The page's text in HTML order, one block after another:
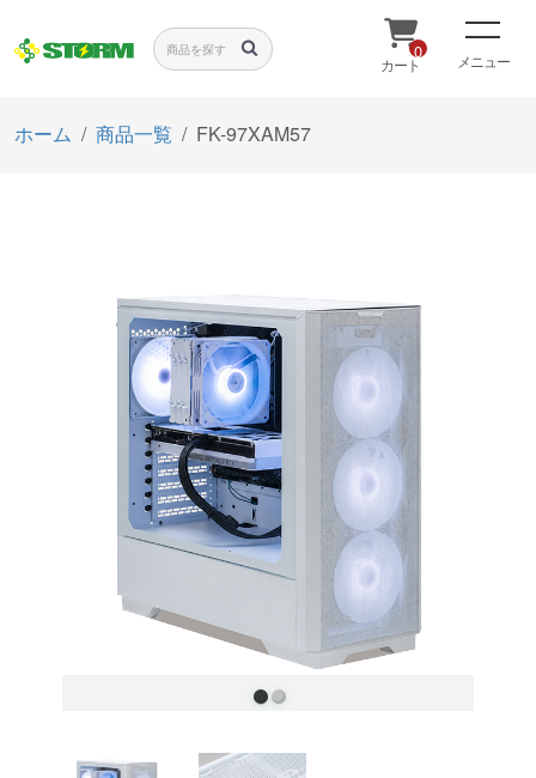
0
カート メニュー
ホーム 商品一覧 FK-97XAM57